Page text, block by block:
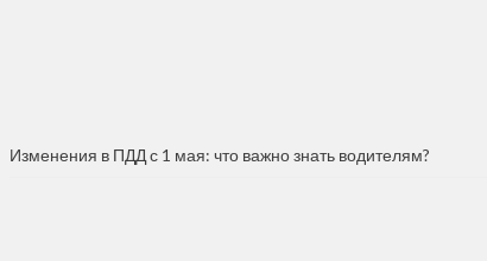
Изменения в ПДД с 1 мая: что важно знать водителям?